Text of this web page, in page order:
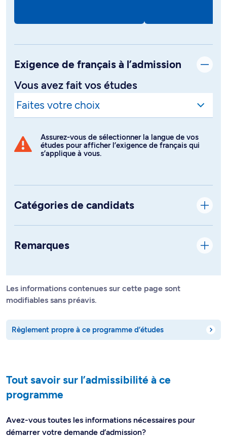
Exigence de français à l’admission
Vous avez fait vos études
Assurez-vous de sélectionner la langue de vos
études pour afficher l’exigence de français qui
s’applique à vous.
Catégories de candidats
Remarques
Les informations contenues sur cette page sont
modifiables sans préavis.
Règlement propre à ce programme d’études
Tout savoir sur l’admissibilité à ce
programme
Avez-vous toutes les informations nécessaires pour
démarrer votre demande d’admission?